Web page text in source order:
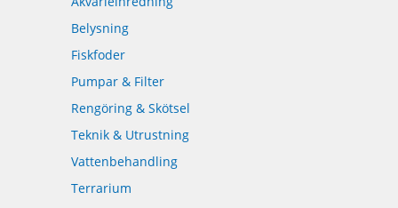
Belysning
Fiskfoder
Pumpar & Filter
Rengöring & Skötsel
Teknik & Utrustning
Vattenbehandling
Terrarium